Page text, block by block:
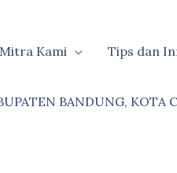
Mitra Kami Tips dan
BANDUNG, KOTA